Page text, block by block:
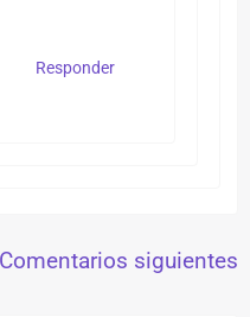
Responder
Comentarios siguientes